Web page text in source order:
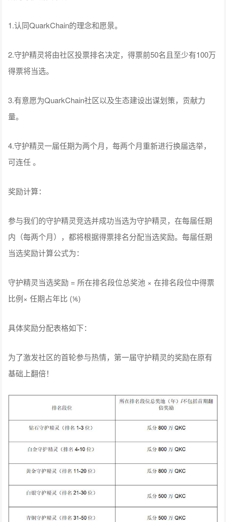
1.认同QuarkChain的理念和愿景。
2.守护精灵将由社区投票排名决定，得票前50名且至少有100万
得票将当选。
3.有意愿为QuarkChain社区以及生态建设出谋划策，贡献力
量。
4.守护精灵一届任期为两个月，每两个月重新进行换届选举，
可连任 。
奖励计算：
参与我们的守护精灵竞选并成功当选为守护精灵，在每届任期
内（每两个月），都将根据得票排名分配当选奖励。每届任期
当选奖励计算公式为：
守护精灵当选奖励 = 所在排名段位总奖池 × 在排名段位中得票
比例× 任期占年比 (⅙)
具体奖励分配表格如下：
为了激发社区的首轮参与热情，第一届守护精灵的奖励在原有
基础上翻倍！